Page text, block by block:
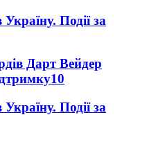
Події за
Дарт Вейдер
10
Події за